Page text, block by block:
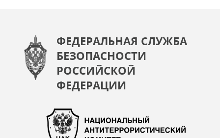
ФЕДЕРАЛЬНАЯ СЛУЖБА
БЕЗОПАСНОСТИ
РОССИЙСКОЙ
ФЕДЕРАЦИИ